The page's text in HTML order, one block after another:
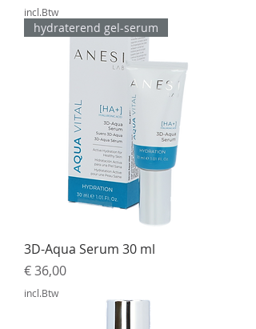
incl.Btw
hydraterend gel-serum
3D-Aqua Serum 30 ml
Prijs
€ 36,00
incl.Btw